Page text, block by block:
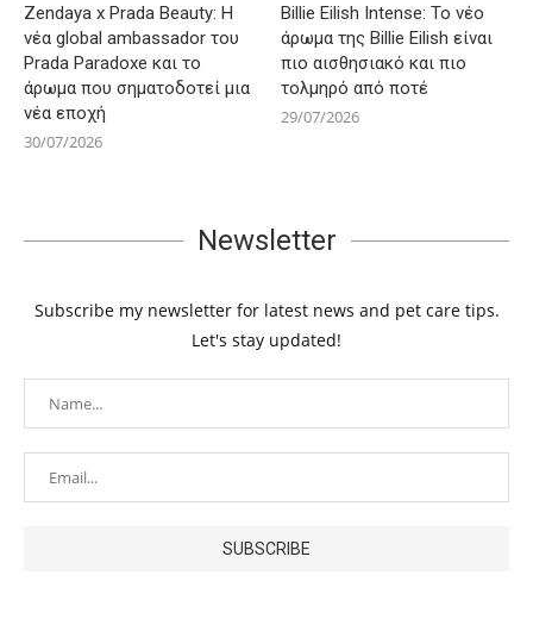
Zendaya x Prada Beauty: Η
νέα global ambassador του
Prada Paradoxe και το
άρωμα που σηματοδοτεί μια
νέα εποχή
30/07/2026
Billie Eilish Intense: Το νέο
άρωμα της Billie Eilish είναι
πιο αισθησιακό και πιο
τολμηρό από ποτέ
29/07/2026
Newsletter
Subscribe my newsletter for latest news and pet care tips.
Let's stay updated!